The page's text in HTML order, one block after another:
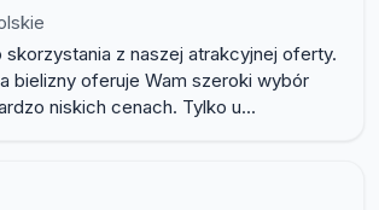
skorzystania z naszej atrakcyjnej oferty.
bielizny oferuje Wam szeroki wybór
niskich cenach. Tylko u...